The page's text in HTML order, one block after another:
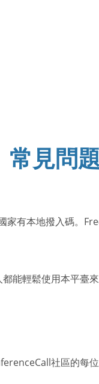
常見問題
有本地撥入碼。
能輕鬆使用本平臺來
社區的每